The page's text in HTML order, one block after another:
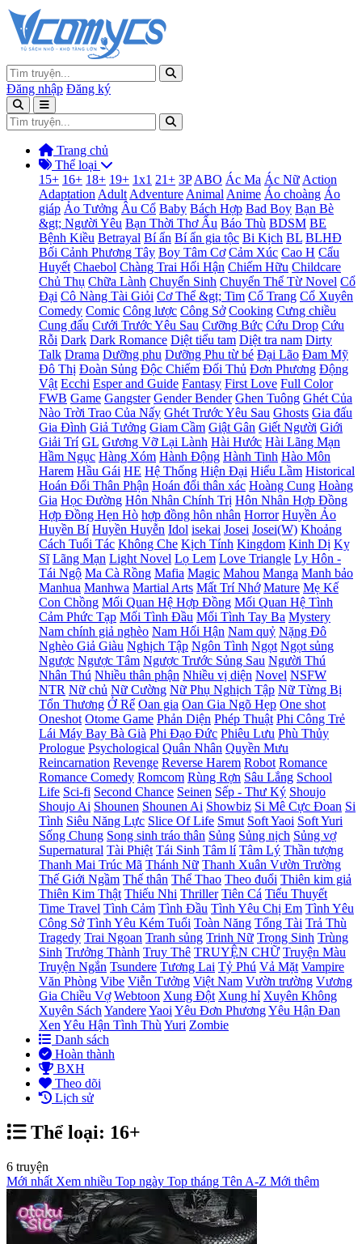
Đăng nhập Đăng ký
Trang chủ
Thể loại
15+ 16+ 18+ 19+ 1x1 21+ 3P ABO Ác Ma Ác Nữ Action
Adaptation Adult Adventure Animal Anime Áo choàng Áo
giáp Ảo Tưởng Âu Cổ Baby Bách Hợp Bad Boy Bạn Bè
&gt; Người Yêu Bạn Thời Thơ Ấu Báo Thù BDSM BE
Bệnh Kiều Betrayal Bí ẩn Bí ẩn gia tộc Bi Kịch BL BLHĐ
Bối Cảnh Phương Tây Boy Tâm Cơ Cảm Xúc Cao H Cẩu
Huyết Chaebol Chàng Trai Hối Hận Chiếm Hữu Childcare
Chủ Thụ Chữa Lành Chuyển Sinh Chuyển Thể Từ Novel Cổ
Đại Cô Nàng Tài Giỏi Cơ Thể &gt; Tim Cổ Trang Cổ Xuyên
Comedy Comic Công lược Công Sở Cooking Cưng chiều
Cung đấu Cưới Trước Yêu Sau Cưỡng Bức Cứu Drop Cứu
Rỗi Dark Dark Romance Diệt tiểu tam Diệt tra nam Dirty
Talk Drama Dưỡng phu Dưỡng Phu từ bé Đại Lão Đam Mỹ
Đô Thị Đoàn Sủng Độc Chiếm Đối Thủ Đơn Phương Động
Vật Ecchi Esper and Guide Fantasy First Love Full Color
FWB Game Gangster Gender Bender Ghen Tuông Ghét Của
Nào Trời Trao Của Nấy Ghét Trước Yêu Sau Ghosts Gia đấu
Gia Đình Giả Tưởng Giam Cầm Giật Gân Giết Người Giới
Giải Trí GL Gương Vỡ Lại Lành Hài Hước Hài Lãng Mạn
Hầm Ngục Hàng Xóm Hành Động Hành Tinh Hào Môn
Harem Hầu Gái HE Hệ Thống Hiện Đại Hiểu Lầm Historical
Hoán Đổi Thân Phận Hoán đổi thân xác Hoàng Cung Hoàng
Gia Học Đường Hôn Nhân Chính Trị Hôn Nhân Hợp Đồng
Hợp Đồng Hẹn Hò hợp đồng hôn nhân Horror Huyền Ảo
Huyền Bí Huyền Huyễn Idol isekai Josei Josei(W) Khoảng
Cách Tuổi Tác Không Che Kịch Tính Kingdom Kinh Dị Kỵ
Sĩ Lãng Mạn Light Novel Lọ Lem Love Triangle Ly Hôn -
Tái Ngộ Ma Cà Rồng Mafia Magic Mahou Manga Manh bảo
Manhua Manhwa Martial Arts Mất Trí Nhớ Mature Mẹ Kế
Con Chồng Mối Quan Hệ Hợp Đồng Mối Quan Hệ Tình
Cảm Phức Tạp Mối Tình Đầu Mối Tình Tay Ba Mystery
Nam chính giả nghèo Nam Hối Hận Nam quỷ Nặng Đô
Nghèo Giả Giàu Nghịch Tập Ngôn Tình Ngọt Ngọt sủng
Ngược Ngược Tâm Ngược Trước Sủng Sau Người Thú
Nhân Thú Nhiều thân phận Nhiều vị diện Novel NSFW
NTR Nữ chủ Nữ Cường Nữ Phụ Nghịch Tập Nữ Từng Bị
Tổn Thương Ở Rể Oan gia Oan Gia Ngõ Hẹp One shot
Oneshot Otome Game Phản Diện Phép Thuật Phi Công Trẻ
Lái Máy Bay Bà Già Phi Đạo Đức Phiêu Lưu Phù Thủy
Prologue Psychological Quân Nhân Quyền Mưu
Reincarnation Revenge Reverse Harem Robot Romance
Romance Comedy Romcom Rùng Rợn Sâu Lắng School
Life Sci-fi Second Chance Seinen Sếp - Thư Ký Shoujo
Shoujo Ai Shounen Shounen Ai Showbiz Si Mê Cực Đoan Si
Tình Siêu Năng Lực Slice Of Life Smut Soft Yaoi Soft Yuri
Sống Chung Song sinh tráo thân Sủng Sủng nịch Sủng vợ
Supernatural Tài Phiệt Tái Sinh Tâm lí Tâm Lý Thần tượng
Thanh Mai Trúc Mã Thánh Nữ Thanh Xuân Vườn Trường
Thế Giới Ngầm Thế thân Thể Thao Theo đuổi Thiên kim giả
Thiên Kim Thật Thiếu Nhi Thriller Tiên Cá Tiểu Thuyết
Time Travel Tình Cảm Tình Đầu Tình Yêu Chị Em Tình Yêu
Công Sở Tình Yêu Kém Tuổi Toàn Năng Tổng Tài Trả Thù
Tragedy Trai Ngoan Tranh sủng Trinh Nữ Trọng Sinh Trùng
Sinh Trưởng Thành Truy Thê TRUYỆN CHỮ Truyện Màu
Truyện Ngắn Tsundere Tương Lai Tỷ Phú Vả Mặt Vampire
Văn Phòng Vibe Viễn Tưởng Việt Nam Vườn trường Vương
Gia Chiều Vợ Webtoon Xung Đột Xung hỉ Xuyên Không
Xuyên Sách YandereYaoi Yêu Đơn PhươngYêu Hận Đan
Xen Yêu Hận Tình Thù Yuri Zombie
Danh sách
Hoàn thành
BXH
Theo dõi
Lịch sử
Thể loại: 16+
6 truyện
Mới nhất Xem nhiều Top ngày Top tháng Tên A-Z Mới thêm